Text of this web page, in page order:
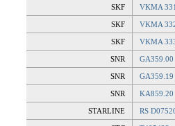
SKF VKMA
SKF VKMA
SKF VKMA
SNR GA359.00
SNR GA359.19
SNR KA859.20
STARLINE RS